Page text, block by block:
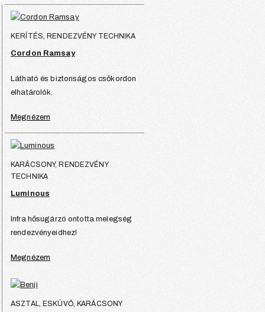
KERÍTÉS, RENDEZVÉNY TECHNIKA
Cordon Ramsay
Látható és biztonságos csőkordon
elhatárolók.
Megnézem
KARÁCSONY, RENDEZVÉNY
TECHNIKA
Luminous
Infra hősugárzó ontotta melegség
rendezvényeidhez!
Megnézem
ASZTAL, ESKÜVŐ, KARÁCSONY